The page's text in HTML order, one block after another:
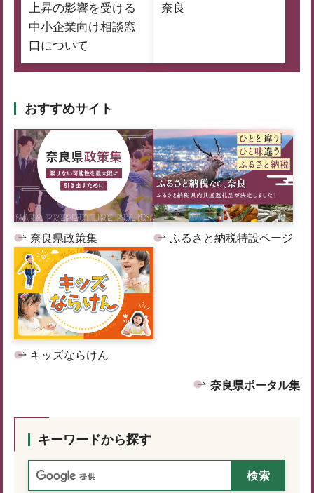
上昇の影響を受ける
中小企業向け相談窓
口について
奈良
おすすめサイト
奈良県政策集 ふるさと納税特設ページ
キッズならけん
奈良県ポータル集
キーワードから探す